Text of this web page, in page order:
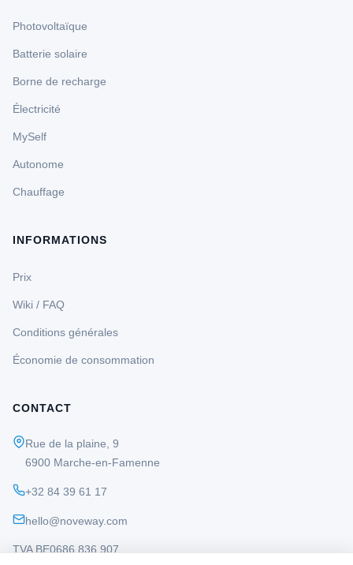
Photovoltaïque
Batterie solaire
Borne de recharge
Électricité
MySelf
Autonome
Chauffage
INFORMATIONS
Prix
Wiki / FAQ
Conditions générales
Économie de consommation
CONTACT
Rue de la plaine, 9
6900 Marche-en-Famenne
+32 84 39 61 17
hello@noveway.com
TVA BE0686 836 907